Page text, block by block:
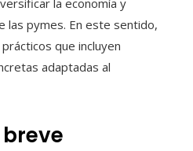
la economía y
las pymes. En este sentido,
que incluyen
adaptadas al